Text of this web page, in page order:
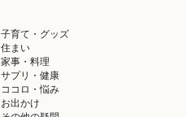
子育て・グッズ
住まい
家事・料理
サプリ・健康
ココロ・悩み
お出かけ